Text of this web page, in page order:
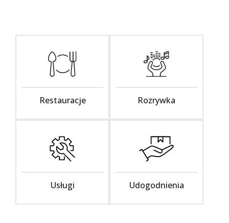
Restauracje Rozrywka
Usługi Udogodnienia